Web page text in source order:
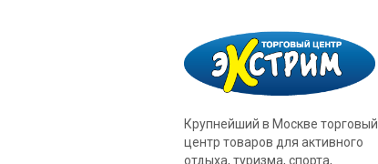
Крупнейший в Москве торговый
центр товаров для активного
отдыха, туризма, спорта,